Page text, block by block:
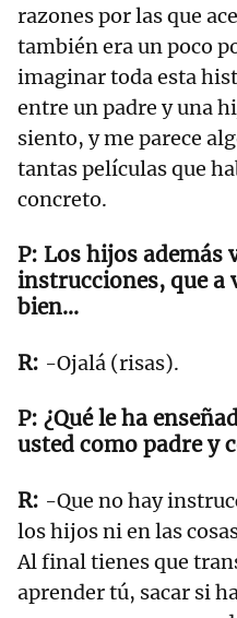
razones por las que
también era un poco
imaginar toda esta
entre un padre y una
siento, y me parece
tantas películas que
concreto.
Los hijos además
instrucciones, que a
bien...
-Ojalá (risas).
¿Qué le ha
usted como padre y
-Que no hay
los hijos ni en las
Al final tienes que
aprender tú, sacar si